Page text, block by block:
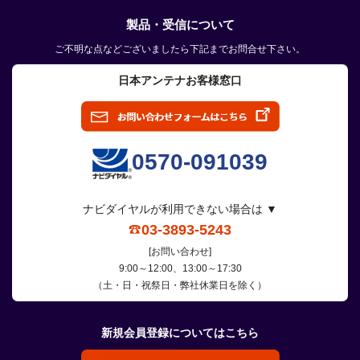
製品・受信について
ご不明な点などございましたら下記までお問合せ下さい。
日本アンテナお客様窓口
0570-091039
ナビダイヤルが利用できない場合は ▼
03-3893-5243
[お問い合わせ]
9:00～12:00、13:00～17:30
（土・日・祝祭日・弊社休業日を除く）
新規会員登録についてはこちら